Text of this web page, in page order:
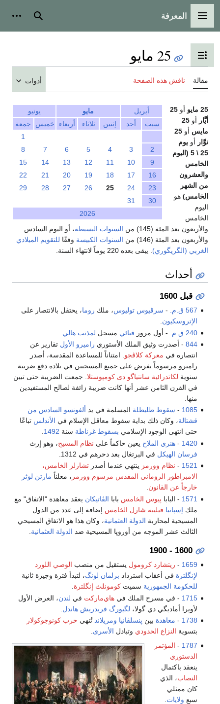
القائمة الرئيسية
المعرفة بحث
تبديل عرض جدول المحتويات
25 مايو
مقالة ناقش هذه الصفحة أدوات
أبريل مايو
يونيو
سبت
أحد إثنين ثلاثاء أربعاء خميس
جمعة
1
2
3
4
5
6
7
8
9
10
11
12
13
14
15
16
17
18
19
20
21
22
23
24
25
26
27
28
29
30
31
2026
25 مايو أو 25
أيَّار أو 25
مايس أو 25
نوَّار أو يوم
25 \ 5 (اليوم
الخامس
والعشرون
من الشهر
الخامس) هو
اليوم
الخامس
والأربعون بعد المئة (145) من
السنوات البسيطة، أو اليوم السادس
والأربعون بعد المئة (146) من
السنوات الكبيسة وفقًا للتقويم الميلادي
الغربي (الگريگوري) . يبقى بعده 220 يوماً لانتهاء السنة.
أحداث
قبل 1600
567 ق.م. - سرڤيوس توليوس، ملك روما، يحتفل بالانتصار على
الإتروسكيون
240 ق.م.
- أول مرور قبائي مسجل لمذنب هالي
844 - أصدرت وثيق الملك الأستوري راميرو الأول تقارير عن
انتصاره في معركة كلاڤجو . امتناناً للمساعدة المقدسة، أصدر
راميرو مرسوماً يفرض على جميع المسحيين في بلاده دفع ضريبة
سنوية لكاتدرائية سانتياگو دى كومپوستلا . جمعت الضريبة حتى تبين
في القرن الثامن عشر أنها كانت ضريبة زائفة لصالح المستفيدين
منها.
1085
- سقوط طليطلة المسلمة في يد ألفونسو السادس من
قشتالة، وكان ذلك بداية سقوط معاقل الإسلام في الأندلس تباعًا
حتى انتهى الوجود الإسلامي بسقوط غرناطة سنة 1492
.
1420
-هنري الملاح يعين حاكماً على نظام المسيح، وهو إرث
فرسان الهيكل في البرتغال بعد دحرهم في 1312.
1521
- نظام وورمز ينتهي عندما أصدرتشارلز الخامس،
الامبراطور الروماني المقدس مرسوم وورمز ، معلناً مارتن لوثر
خارجاً عن القانون
1571 - البابا پيوس الخامس بابا الڤاتيكان يعقد معاهدة "الاتفاق" مع
ملك إسپانيا فيليبه شارل الخامس إضافة إلى عدد من الدول
المسيحية لمحاربة الدولة العثمانية، وكان هذا هو الاتفاق المسيحي
الثالث عشر الموجه من أوروپا المسيحية ضد الدولة العثمانية
1600 - 1900
1659
- ريتشارد كرومول يستقيل من منصب الوصي اللورد
لإنگلترة في أعقاب استرداد برلمان لونگ، لتبدأ فترة وجيزة ثانية
للحكومة الجمهورية سميتكومونلث إنگلترة
1715 - في مسرح الملك فيهاي‌ماركت في لندن، العرض الأول
لأوپرا أماديگي دي گولا، لگيورگ فريدريش هاندل
1738
- معاهدة بين پنسلڤانيا ومريلاند تُنهي حرب كونوجوكولار
بتسوية النزاع الحدودي وتبادل الأسرى
1787
- المؤتمر
الدستوري
ينعقد باكتمال
النصاب، الذي
كان ممثلي
سبع ولايات